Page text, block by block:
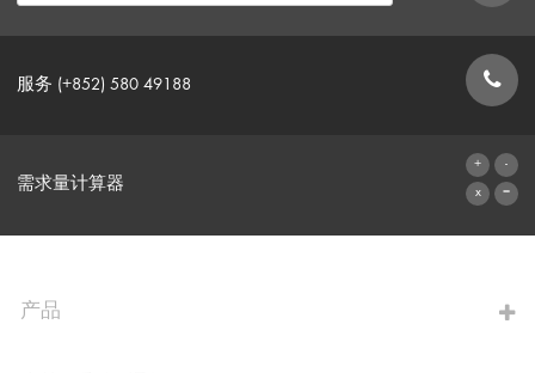
服务 (+852) 580 49188
需求量计算器
产品